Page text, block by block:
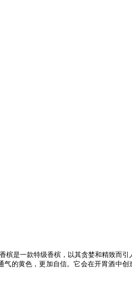
槟是一款特级香槟，以其贪婪和精致而引
气的黄色，更加自信。它会在开胃酒中创